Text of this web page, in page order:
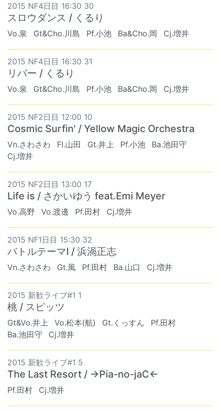
2015 NF4日目 16:30 30
スロウダンス / くるり
Vo.泉 Gt&Cho.川島 Pf.小池 Ba&Cho.岡 Cj.増井
2015 NF4日目 16:30 31
リバー / くるり
Vo.泉 Gt&Cho.川島 Pf.小池 Ba&Cho.岡 Cj.増井
2015 NF2日目 12:00 10
Cosmic Surfin' / Yellow Magic Orchestra
Vn.さわさわ Fl.山田 Gt.井上 Pf.小池
Ba.池田守
Cj.増井
2015 NF2日目 13:00 17
Life is / さかいゆう feat.Emi Meyer
Vo.高野 Vo.渡邊 Pf.田村 Cj.増井
2015 NF1日目 15:30 32
バトルテーマⅠ / 浜渦正志
Vn.さわさわ Gt.風 Pf.田村 Ba.山口 Cj.増井
2015 新歓ライブ#1 1
桃 / スピッツ
Gt&Vo.井上 Vo.松本(航) Gt.くっすん
Pf.田村
Ba.池田守
Cj.増井
2015 新歓ライブ#1 5
The Last Resort / →Pia-no-jaC←
Pf.田村 Cj.増井